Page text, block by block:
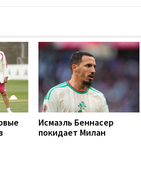
Исмаэль Беннасер
покидает Милан